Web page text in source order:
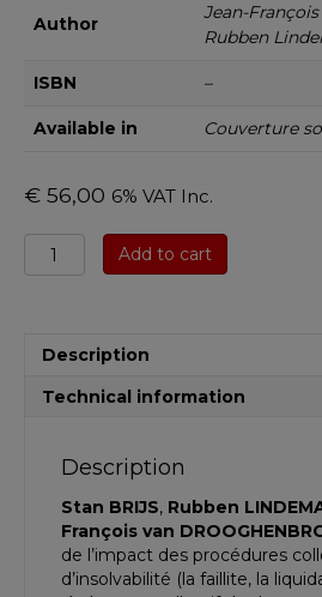
Author
Jean-
Rubben
ISBN –
Available in Couverture
€ 56,00 6% VAT Inc.
Incidence
des
sur
les
individuels
quantity
Add to cart
Description
Technical information
Description
Stan BRIJS, Rubben
François van
de l’impact des procédures
d’insolvabilité (la faillite, la